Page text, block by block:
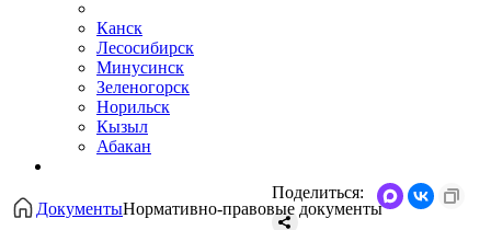
Канск
Лесосибирск
Минусинск
Зеленогорск
Норильск
Кызыл
Абакан
ДокументыНормативно-правовые документы
Поделиться: